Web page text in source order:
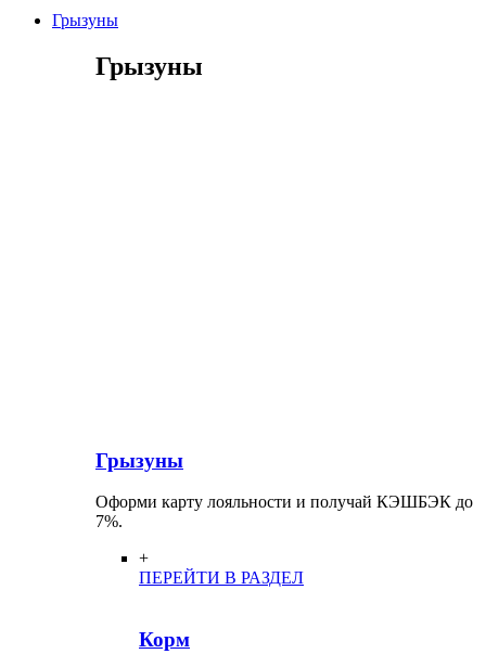
Грызуны
Грызуны
Грызуны
Оформи карту лояльности и получай КЭШБЭК до
7%.
+
ПЕРЕЙТИ В РАЗДЕЛ
Корм